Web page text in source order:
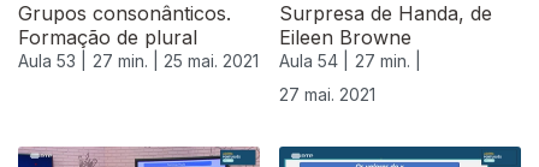
Grupos consonânticos.
Formação de plural
Aula 53 | 27 min. | 25 mai. 2021
Surpresa de Handa, de
Eileen Browne
Aula 54 |
27 min. |
27 mai. 2021